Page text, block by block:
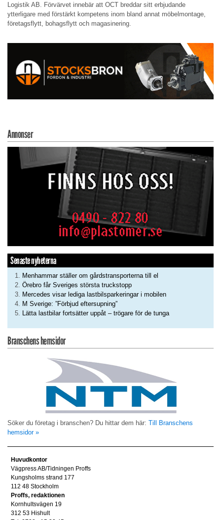
Logistik AB. Förvärvet innebär att OCT breddar sitt erbjudande
ytterligare med förstärkt kompetens inom bland annat möbelmontage,
företagsflytt, bohagsflytt och magasinering.
Annonser
Senaste nyheterna
Menhammar ställer om gårdstransporterna till el
Örebro får Sveriges största truckstopp
Mercedes visar lediga lastbilsparkeringar i mobilen
M Sverige: ”Förbjud eftersupning”
Lätta lastbilar fortsätter uppåt – trögare för de tunga
Branschens hemsidor
Söker du företag i branschen? Du hittar dem här: Till Branschens
hemsidor »
Huvudkontor
Vägpress AB/Tidningen Proffs
Kungsholms strand 177
112 48 Stockholm
Proffs, redaktionen
Kornhultsvägen 19
312 53 Hishult